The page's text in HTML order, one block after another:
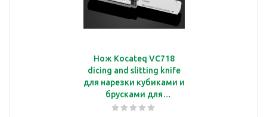
Нож Kocateq VC718
dicing and slitting knife
для нарезки кубиками и
брусками для
овощерезки VC 718